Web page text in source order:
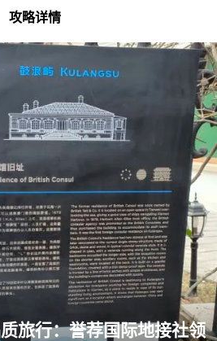
攻略详情
旅行：誉荐国际地接社领